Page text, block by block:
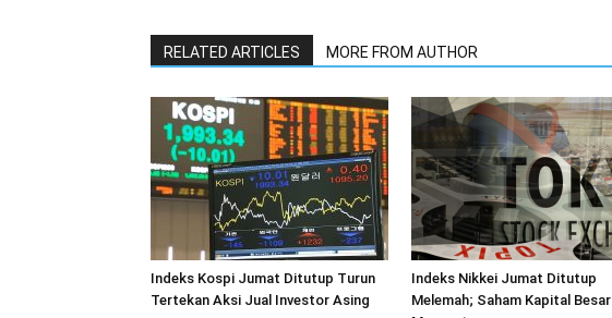
RELATED ARTICLES MORE FROM AUTHOR
Indeks Kospi Jumat Ditutup Turun
Tertekan Aksi Jual Investor Asing
Indeks Nikkei Jumat Ditutup
Melemah; Saham Kapital Besar